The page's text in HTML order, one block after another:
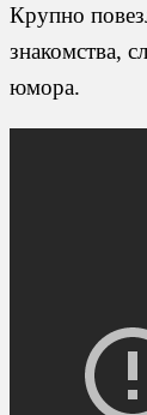
Крупно
знакомства,
юмора.